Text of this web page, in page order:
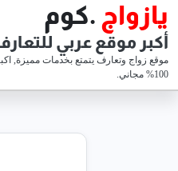
يازواج .كوم
أكبر موقع عربي
موقع زواج وتعارف يتمتع بخدمات مميزة,
100% مجاني.